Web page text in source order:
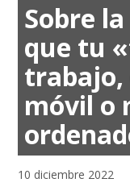
Sobre
que tu
trabajo,
móvil o
10 diciembre 2022